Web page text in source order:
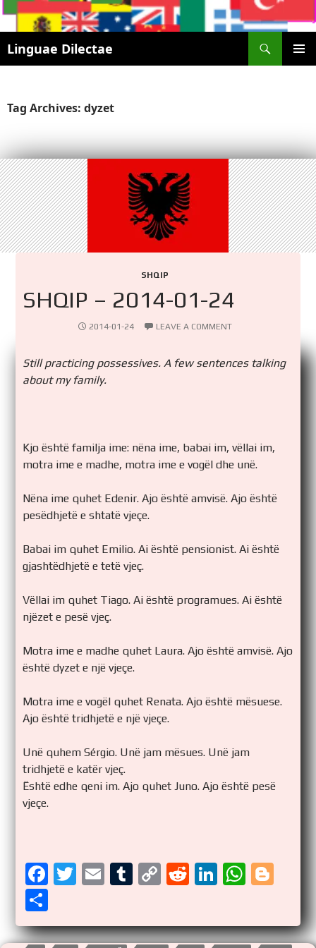
Linguae Dilectae
SKIP
Tag Archives: dyzet
SHQIP
SHQIP – 2014-01-24
2014-01-24 LEAVE A COMMENT
Still practicing possessives. A few sentences talking
about my family.
Kjo është familja ime: nëna ime, babai im, vëllai im,
motra ime e madhe, motra ime e vogël dhe unë.
Nëna ime quhet Edenir. Ajo është amvisë. Ajo është
pesëdhjetë e shtatë vjeçe.
Babai im quhet Emilio. Ai është pensionist. Ai është
gjashtëdhjetë e tetë vjeç.
Vëllai im quhet Tiago. Ai është programues. Ai është
njëzet e pesë vjeç.
Motra ime e madhe quhet Laura. Ajo është amvisë. Ajo
është dyzet e një vjeçe.
Motra ime e vogël quhet Renata. Ajo është mësuese.
Ajo është tridhjetë e një vjeçe.
Unë quhem Sérgio. Unë jam mësues. Unë jam
tridhjetë e katër vjeç.
Është edhe qeni im. Ajo quhet Juno. Ajo është pesë
vjeçe.
F
b
T
er
E
T
bl
C
y
R
di
Li
e
W
s
g
h